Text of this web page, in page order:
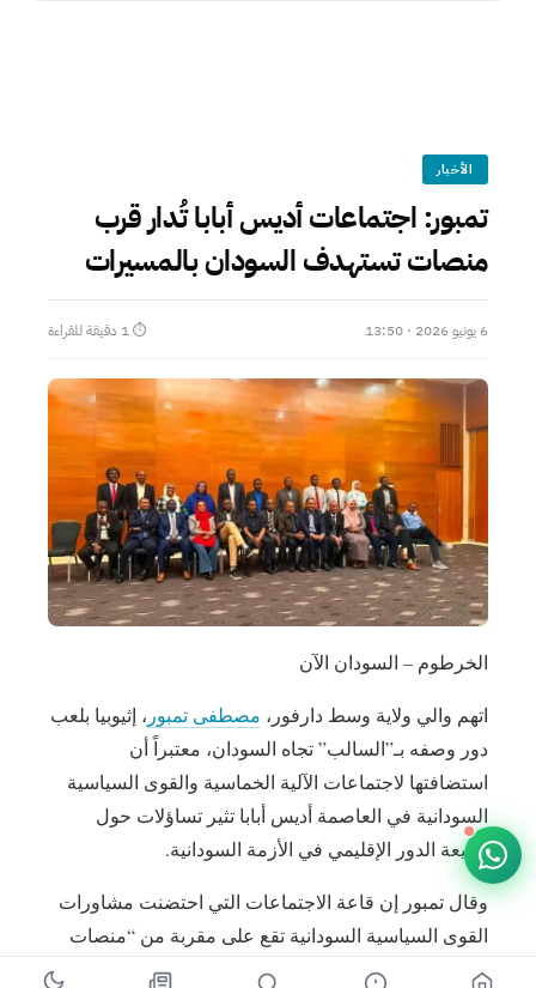
الأخبار
تمبور: اجتماعات أديس أبابا تُدار قرب
منصات تستهدف السودان بالمسيرات
6 يونيو 2026 · 13:50 ⏱ 1 دقيقة للقراءة
الخرطوم – السودان الآن
اتهم والي ولاية وسط دارفور، مصطفى تمبور ، إثيوبيا بلعب
دور وصفه بـ”السالب” تجاه السودان، معتبراً أن
استضافتها لاجتماعات الآلية الخماسية والقوى السياسية
السودانية في العاصمة أديس أبابا تثير تساؤلات حول
طبيعة الدور الإقليمي في الأزمة السودانية.
وقال تمبور إن قاعة الاجتماعات التي احتضنت مشاورات
القوى السياسية السودانية تقع على مقربة من “منصات
إطلاق المسيرات الاستراتيجية والانقضاضية” التي